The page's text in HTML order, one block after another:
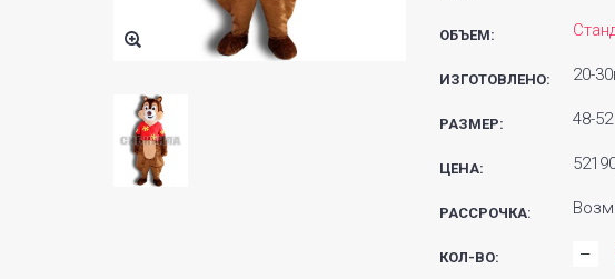
ОБЪЕМ:
ИЗГОТОВЛЕНО: 20-
РАЗМЕР: 48-52
ЦЕНА:
РАССРОЧКА:
КОЛ-ВО: